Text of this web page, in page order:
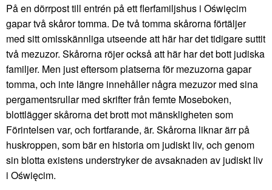
På en dörrpost till entrén på ett flerfamiljshus i Oświęcim
gapar två skåror tomma. De två tomma skårorna förtäljer
med sitt omisskännliga utseende att här har det tidigare suttit
två mezuzor. Skårorna röjer också att här har det bott judiska
familjer. Men just eftersom platserna för mezuzorna gapar
tomma, och inte längre innehåller några mezuzor med sina
pergamentsrullar med skrifter från femte Moseboken,
blottlägger skårorna det brott mot mänskligheten som
Förintelsen var, och fortfarande, är. Skårorna liknar ärr på
huskroppen, som bär en historia om judiskt liv, och genom
sin blotta existens understryker de avsaknaden av judiskt liv
i Oświęcim.